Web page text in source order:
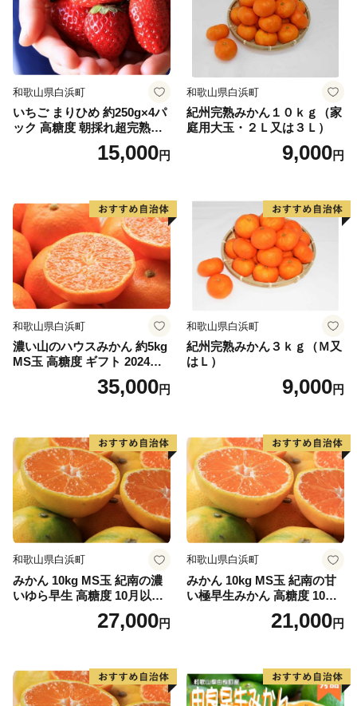
和歌山県白浜町
いちご まりひめ 約250g×4パ
ック 高糖度 朝採れ超完熟ま
りひめ 1月以降発送分
15,000円
和歌山県白浜町
紀州完熟みかん１０ｋｇ（家
庭用大玉・２Ｌ又は３Ｌ）
9,000円
和歌山県白浜町
濃い山のハウスみかん 約5kg
MS玉 高糖度 ギフト 2024年7
35,000円
和歌山県白浜町
紀州完熟みかん３ｋｇ（Ｍ又
はＬ）
9,000円
和歌山県白浜町
みかん 10kg MS玉 紀南の濃
いゆら早生 高糖度 10月以降
発送 マルチ被覆栽培27,000円
和歌山県白浜町
みかん 10kg MS玉 紀南の甘
い極早生みかん 高糖度 10月
以降発送 マルチ被覆栽培
21,000円